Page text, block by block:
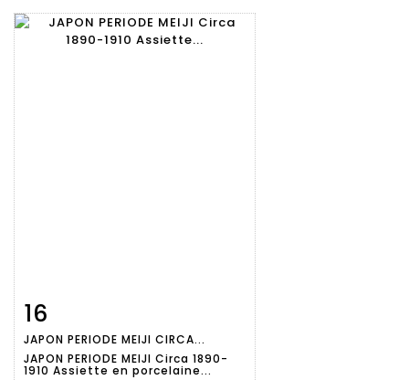
détaillée
16
JAPON PERIODE MEIJI CIRCA...
JAPON PERIODE MEIJI Circa 1890-
1910 Assiette en porcelaine...